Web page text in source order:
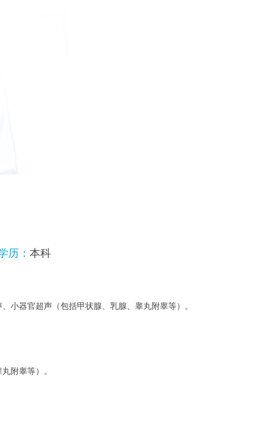
历： 本科
⼩器官超声（包括甲状腺、乳腺、睾丸附睾等）。
附睾等）。